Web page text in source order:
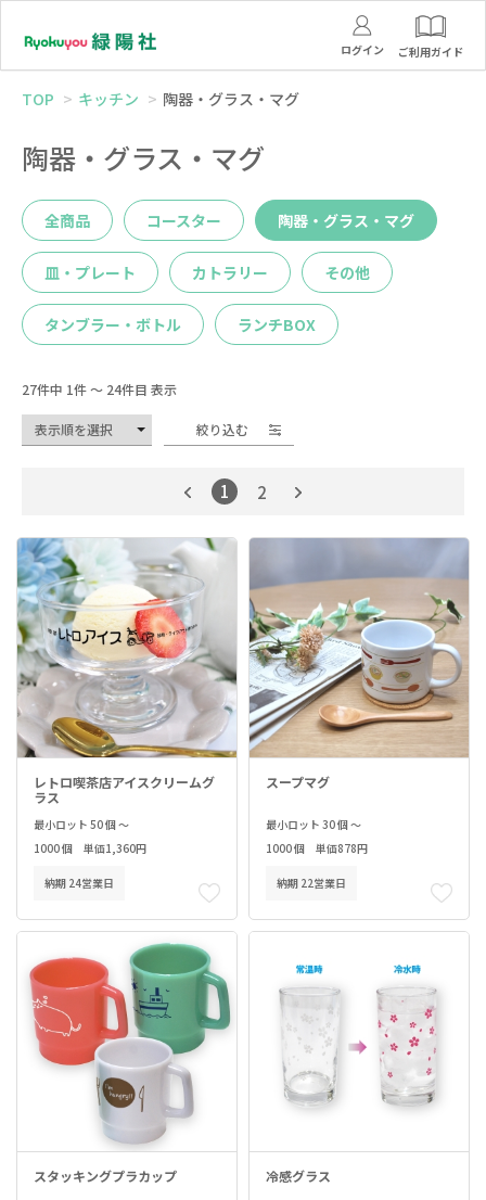
ログイン ご利用ガイド
TOP キッチン 陶器・グラス・マグ
陶器・グラス・マグ
全商品 コースター 陶器・グラス・マグ
皿・プレート カトラリー その他
タンブラー・ボトル ランチBOX
27件中 1件 ～ 24件目 表示
絞り込む
1 2
レトロ喫茶店アイスクリームグ
ラス
最小ロット 50 個 ～
1000 個 単価1,360円
納期 24営業日
スープマグ
最小ロット 30 個 ～
1000 個 単価878円
納期 22営業日
スタッキングプラカップ 冷感グラス